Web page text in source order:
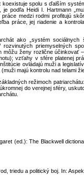
spolu s ďalším
je podľa Heidi I. Hartmann
medzi rodmi profitujú
práce, jej riadenie a
ako „systém
priemyselných
môžu ženy rozlične účinkovať
vzťahy v sfére platenej
ovládajú muži a
majú kontrolu nad telami
režimoch
do verejnej sféry,
(ed.): The Blackwell
triedu a politický boj. In: